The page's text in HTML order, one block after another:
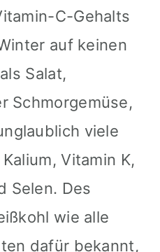
C-Gehalts
auf keinen
Salat,
Schmorgemüse,
viele
Vitamin K,
Selen. Des
wie alle
dafür bekannt,